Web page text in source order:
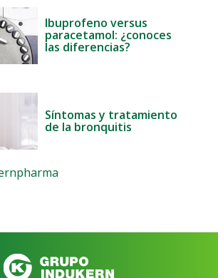
Ibuprofeno versus
paracetamol: ¿conoces
las diferencias?
Síntomas y tratamiento
de la bronquitis